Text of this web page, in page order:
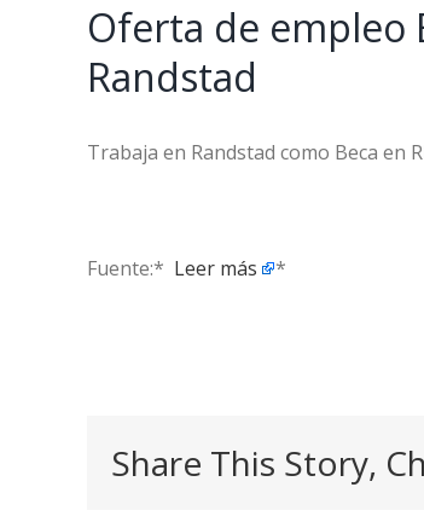
Oferta de empleo
Randstad
Trabaja en Randstad como Beca en
Fuente:* ​ Leer más *
Share This Story,